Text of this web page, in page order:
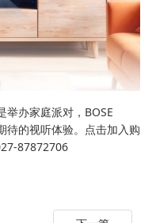
举办家庭派对，BOSE
的视听体验。点击加入购
87872706